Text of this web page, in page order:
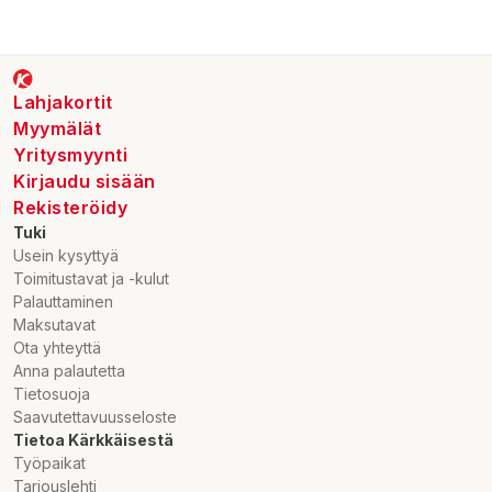
Lahjakortit
Myymälät
Yritysmyynti
Kirjaudu sisään
Rekisteröidy
Tuki
Usein kysyttyä
Toimitustavat ja -kulut
Palauttaminen
Maksutavat
Ota yhteyttä
Anna palautetta
Tietosuoja
Saavutettavuusseloste
Tietoa Kärkkäisestä
Työpaikat
Tarjouslehti